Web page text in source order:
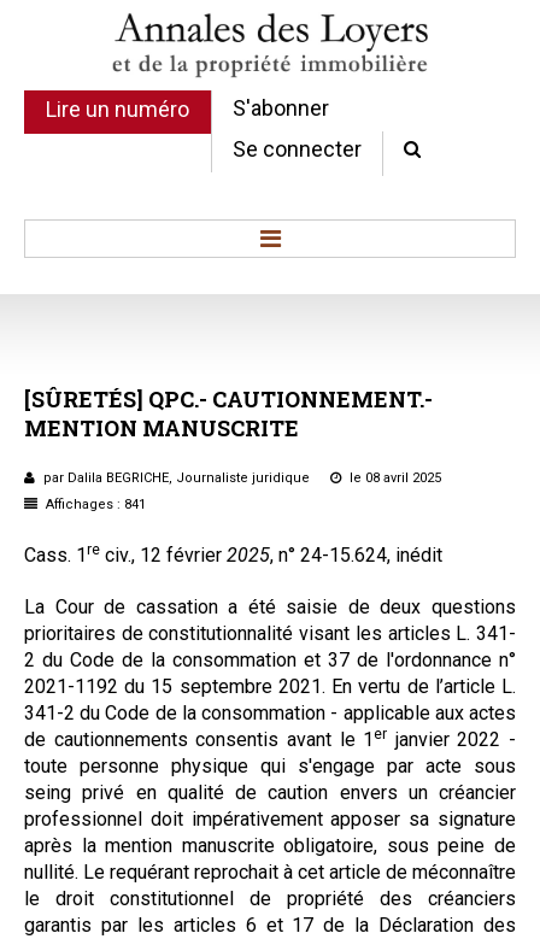
Lire un numéro
S'abonner
Se connecter
Sommaires
Chroniques
Etudes de texte
Réponses ministérielles
Conclusions et Rapports
Formez-vous !
[SÛRETÉS] QPC.- CAUTIONNEMENT.-
MENTION MANUSCRITE
par Dalila BEGRICHE, Journaliste juridique
le 08 avril 2025
Affichages : 841
Cass. 1 re civ., 12 février 2025, n° 24-15.624, inédit
La Cour de cassation a été saisie de deux questions
prioritaires de constitutionnalité visant les articles L. 341-
2 du Code de la consommation et 37 de l'ordonnance n°
2021-1192 du 15 septembre 2021. En vertu de l’article L.
341-2 du Code de la consommation - applicable aux actes
de cautionnements consentis avant le 1er janvier 2022 -
toute personne physique qui s'engage par acte sous
seing privé en qualité de caution envers un créancier
professionnel doit impérativement apposer sa signature
après la mention manuscrite obligatoire, sous peine de
nullité. Le requérant reprochait à cet article de méconnaître
le droit constitutionnel de propriété des créanciers
garantis par les articles 6 et 17 de la Déclaration des